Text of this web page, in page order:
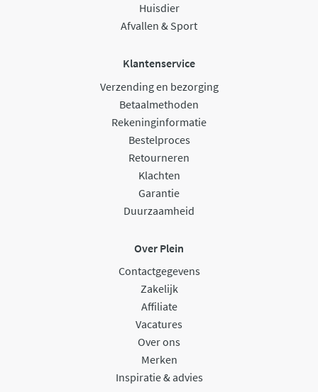
Huisdier
Afvallen & Sport
Klantenservice
Verzending en bezorging
Betaalmethoden
Rekeninginformatie
Bestelproces
Retourneren
Klachten
Garantie
Duurzaamheid
Over Plein
Contactgegevens
Zakelijk
Affiliate
Vacatures
Over ons
Merken
Inspiratie & advies